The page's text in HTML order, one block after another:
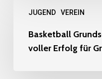
JUGEND VEREIN
Grundschulliga
Lich
wieder
Basketball
voller Erfolg für